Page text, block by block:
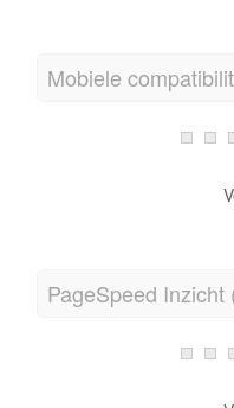
Mobiele
PageSpeed Inzicht